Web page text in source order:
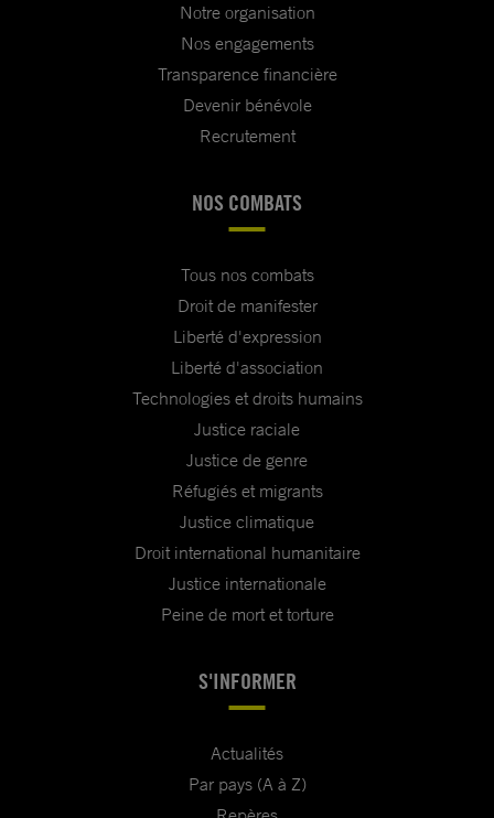
Notre organisation
Nos engagements
Transparence financière
Devenir bénévole
Recrutement
NOS COMBATS
Tous nos combats
Droit de manifester
Liberté d'expression
Liberté d'association
Technologies et droits humains
Justice raciale
Justice de genre
Réfugiés et migrants
Justice climatique
Droit international humanitaire
Justice internationale
Peine de mort et torture
S'INFORMER
Actualités
Par pays (A à Z)